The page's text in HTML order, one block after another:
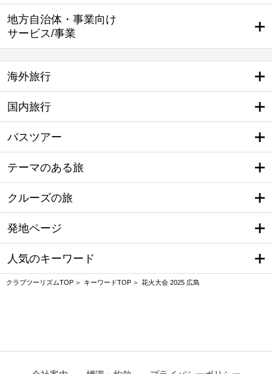
地方自治体・事業向け
サービス/事業
海外旅行
国内旅行
バスツアー
テーマのある旅
クルーズの旅
発地ページ
人気のキーワード
クラブツーリズムTOP キーワードTOP 花火大会 2025 広島